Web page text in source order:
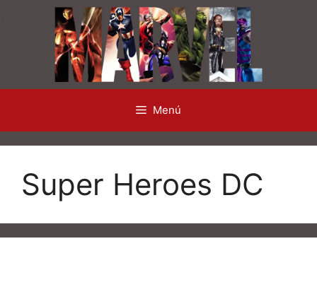
contenido
Menú
Super Heroes DC